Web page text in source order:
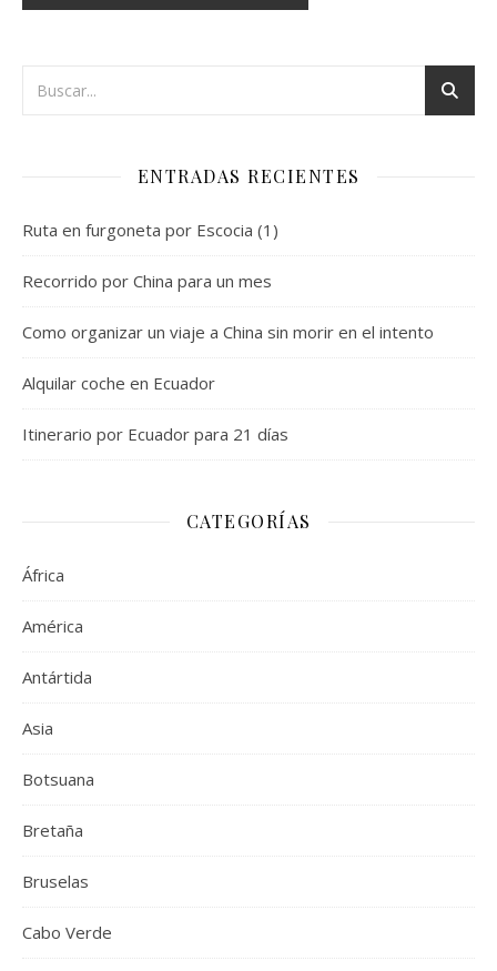
ENTRADAS RECIENTES
Ruta en furgoneta por Escocia (1)
Recorrido por China para un mes
Como organizar un viaje a China sin morir en el intento
Alquilar coche en Ecuador
Itinerario por Ecuador para 21 días
CATEGORÍAS
África
América
Antártida
Asia
Botsuana
Bretaña
Bruselas
Cabo Verde